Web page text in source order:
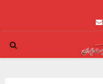
Email